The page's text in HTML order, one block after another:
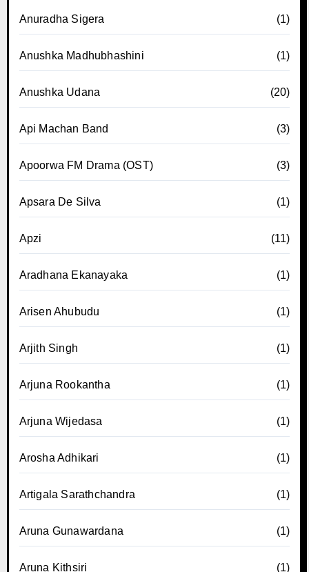
Anuradha Sigera (1)
Anushka Madhubhashini (1)
Anushka Udana (20)
Api Machan Band (3)
Apoorwa FM Drama (OST) (3)
Apsara De Silva (1)
Apzi (11)
Aradhana Ekanayaka (1)
Arisen Ahubudu (1)
Arjith Singh (1)
Arjuna Rookantha (1)
Arjuna Wijedasa (1)
Arosha Adhikari (1)
Artigala Sarathchandra (1)
Aruna Gunawardana (1)
Aruna Kithsiri (1)